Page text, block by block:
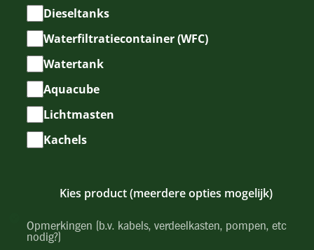
mogelijk)
Dieseltanks
Waterfiltratiecontainer (WFC)
Watertank
Aquacube
Lichtmasten
Kachels
Kies product (meerdere opties mogelijk)